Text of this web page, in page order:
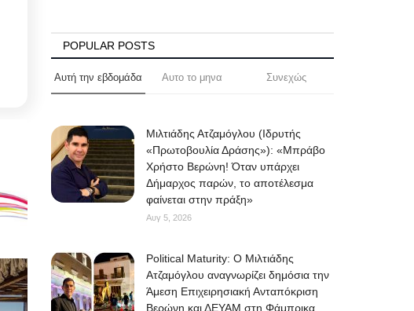
POPULAR POSTS
Αυτή την εβδομάδα Αυτο το μηνα Συνεχώς
Μιλτιάδης Ατζαμόγλου (Ιδρυτής
«Πρωτοβουλία Δράσης»): «Μπράβο
Χρήστο Βερώνη! Όταν υπάρχει
Δήμαρχος παρών, το αποτέλεσμα
φαίνεται στην πράξη»
Αυγ 5, 2026
Political Maturity: Ο Μιλτιάδης
Ατζαμόγλου αναγνωρίζει δημόσια την
Άμεση Επιχειρησιακή Ανταπόκριση
Βερώνη και ΔΕΥΑΜ στη Φάμπρικα